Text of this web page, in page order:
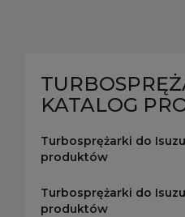
KATALOG
Turbosprężarki do
produktów
Turbosprężarki do
produktów